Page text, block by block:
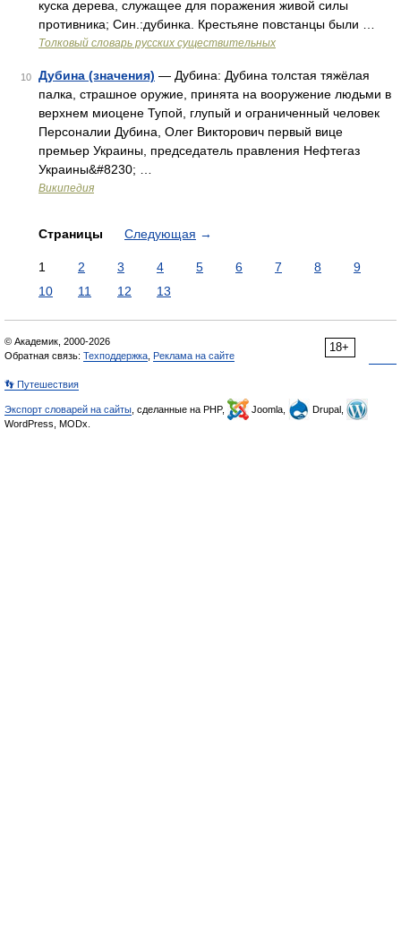
куска дерева, служащее для поражения живой силы
противника; Син.:дубинка. Крестьяне повстанцы были …
Толковый словарь русских существительных
10 Дубина (значения) — Дубина: Дубина толстая тяжёлая
палка, страшное оружие, принята на вооружение людьми в
верхнем миоцене Тупой, глупый и ограниченный человек
Персоналии Дубина, Олег Викторович первый вице
премьер Украины, председатель правления Нефтегаз
Украины&#8230; …
Википедия
Страницы Следующая →
1 2 3 4 5 6 7 8
9
10
11 12 13
18+
© Академик, 2000-2026
Обратная связь: Техподдержка Реклама на сайте
👣 Путешествия
Экспорт словарей на сайты , сделанные на PHP, Joomla,
Drupal,
WordPress, MODx.